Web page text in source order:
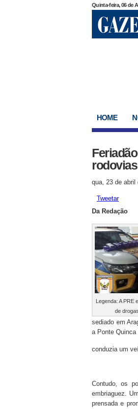
Quinta-feira, 06 de
HOME
qua, 23 de abril
Tweetar
Da Redação
Legenda: A PRE
de
sediado em
a Ponte
conduzia um
Contudo, os
embriaguez.
prensada e